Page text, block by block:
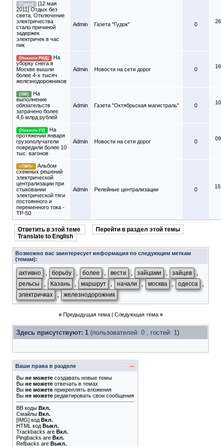
[Гудок]
[12 мая
2011] Отдых без
света. Отключение
электричества
стало причиной
задержек
электричек в час
пик
Admin Газета "Гудок" 0
[Новости РЖД]
На
уборку снега в
Москве вышли
более 4-х тысяч
железнодорожников
Admin Новости на сети дорог 0
[ОМ]
На
выполнение
обязательств
затрачено более
4,6 млрд рублей
Admin Газета "Октябрьская магистраль" 0
[Новости УЗ]
На
протяжении января
грузополучатели
повредили более 10
тыс. вагонов
Admin Новости на сети дорог 0
=ТМП=
Альбом
схемных решений
электрической
централизации при
стыковании
электрической тяги
постоянного и
переменного тока -
ТР-50
Admin Релейные централизации 0
Ответить в этой теме
Перейти в раздел этой темы
Translate to English
Возможно вас заинтересует информация по следующим меткам
(темам):
активно борьбу более вести зайцами зайцев
рельсы Казань маршрут , начали , москва , одесса
электричках , железнодорожник
« Предыдущая тема| Следующая тема »
Здесь присутствуют: 1 (пользователей: 0 , гостей: 1)
Ваши права в разделе
Вы не можете создавать новые темы
Вы не можете отвечать в темах
Вы не можете прикреплять вложения
Вы не можете редактировать свои сообщения
BB коды Вкл.
Смайлы Вкл.
[IMG] код Вкл.
HTML код Выкл.
Trackbacks are Вкл.
Pingbacks are Вкл.
Refbacks are Выкл.